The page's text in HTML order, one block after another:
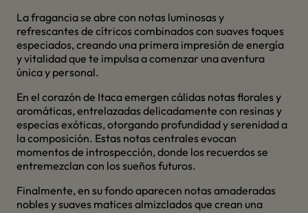
La fragancia se abre con notas luminosas y
refrescantes de cítricos combinados con suaves toques
especiados, creando una primera impresión de energía
y vitalidad que te impulsa a comenzar una aventura
única y personal.
En el corazón de Itaca emergen cálidas notas florales y
aromáticas, entrelazadas delicadamente con resinas y
especias exóticas, otorgando profundidad y serenidad a
la composición. Estas notas centrales evocan
momentos de introspección, donde los recuerdos se
entremezclan con los sueños futuros.
Finalmente, en su fondo aparecen notas amaderadas
nobles y suaves matices almizclados que crean una